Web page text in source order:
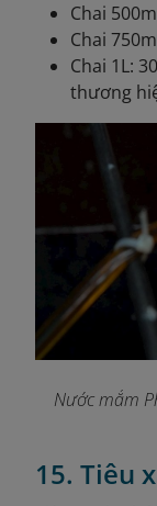
Chai
Chai
Chai 1L:
thương
Nước mắm
15. Tiêu